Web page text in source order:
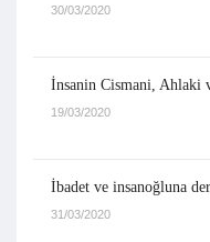
30/03/2020
İnsanin Cismani, Ahlaki
19/03/2020
İbadet ve insanoğluna
31/03/2020